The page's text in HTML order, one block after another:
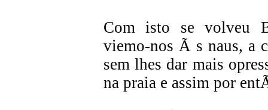
Com isto se volveu
viemo-nos Ã s naus, a
sem lhes dar mais
na praia e assim por